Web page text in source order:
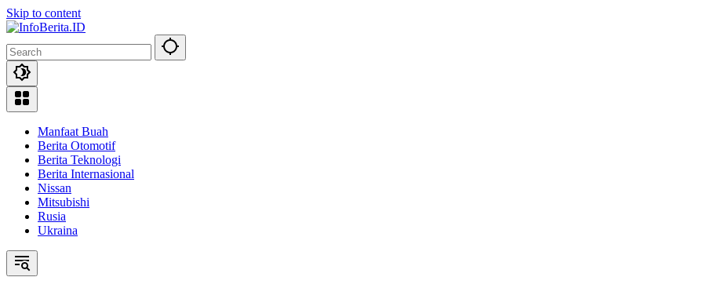
Skip to content
Manfaat Buah
Berita Otomotif
Berita Teknologi
Berita Internasional
Nissan
Mitsubishi
Rusia
Ukraina